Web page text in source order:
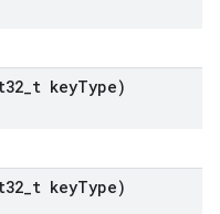
t keyType)
t keyType)